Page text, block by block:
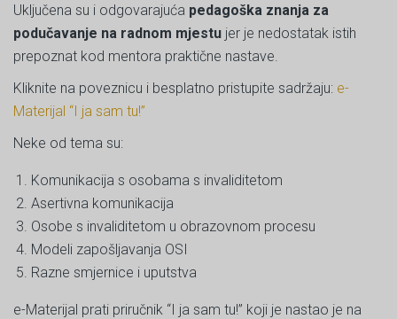
Uključena su i odgovarajuća pedagoška znanja za
podučavanje na radnom mjestu jer je nedostatak istih
prepoznat kod mentora praktične nastave.
Kliknite na poveznicu i besplatno pristupite sadržaju: e-
Materijal “I ja sam tu!”
Neke od tema su:
Komunikacija s osobama s invaliditetom
Asertivna komunikacija
Osobe s invaliditetom u obrazovnom procesu
Modeli zapošljavanja OSI
Razne smjernice i uputstva
e-Materijal prati priručnik “I ja sam tu!” koji je nastao je na